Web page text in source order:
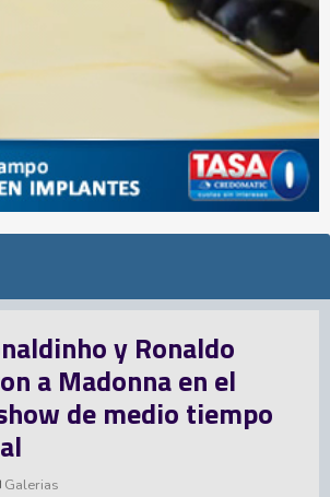
inunda de memes
desilusión
Galerias
el sueño de Inglaterra en el